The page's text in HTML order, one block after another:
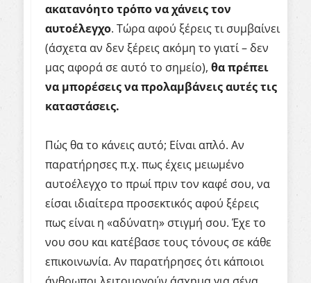
ακατανόητο τρόπο να χάνεις τον
αυτοέλεγχο. Τώρα αφού ξέρεις τι συμβαίνει
(άσχετα αν δεν ξέρεις ακόμη το γιατί – δεν
μας αφορά σε αυτό το σημείο), θα πρέπει
να μπορέσεις να προλαμβάνεις αυτές τις
καταστάσεις.
Πώς θα το κάνεις αυτό; Είναι απλό. Αν
παρατήρησες π.χ. πως έχεις μειωμένο
αυτοέλεγχο το πρωί πριν τον καφέ σου, να
είσαι ιδιαίτερα προσεκτικός αφού ξέρεις
πως είναι η «αδύνατη» στιγμή σου. Έχε το
νου σου και κατέβασε τους τόνους σε κάθε
επικοινωνία. Αν παρατήρησες ότι κάποιοι